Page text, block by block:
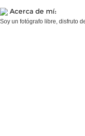
Acerca de mí:
Soy un fotógrafo libre, disfruto